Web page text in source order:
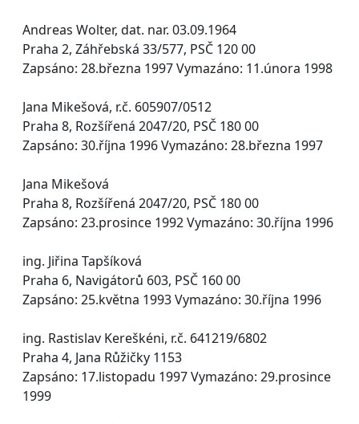
Andreas Wolter, dat. nar. 03.09.1964
Praha 2, Záhřebská 33/577, PSČ 120 00
Zapsáno: 28.března 1997 Vymazáno: 11.února 1998
Jana Mikešová, r.č. 605907/0512
Praha 8, Rozšířená 2047/20, PSČ 180 00
Zapsáno: 30.října 1996 Vymazáno: 28.března 1997
Jana Mikešová
Praha 8, Rozšířená 2047/20, PSČ 180 00
Zapsáno: 23.prosince 1992 Vymazáno: 30.října 1996
ing. Jiřina Tapšíková
Praha 6, Navigátorů 603, PSČ 160 00
Zapsáno: 25.května 1993 Vymazáno: 30.října 1996
ing. Rastislav Kereškéni, r.č. 641219/6802
Praha 4, Jana Růžičky 1153
Zapsáno: 17.listopadu 1997 Vymazáno: 29.prosince
1999